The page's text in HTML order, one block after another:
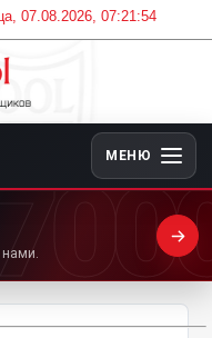
07.08.2026, 07:21:54
МЕНЮ
нами.